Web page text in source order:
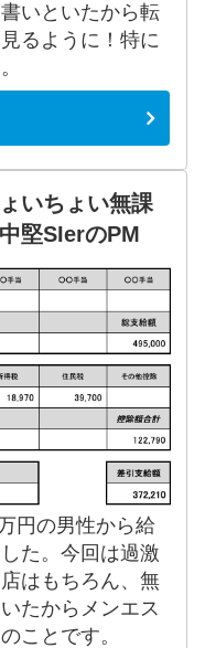
いといたから転
るように！特に
いちょい無課
堅SIerのPM
円の男性から給
た。今回は過激
はもちろん、無
たからメンエス
ことです。